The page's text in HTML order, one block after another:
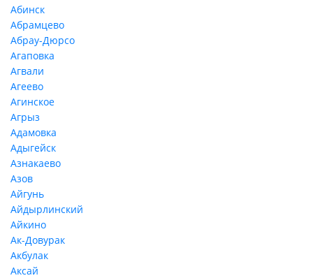
Абинск
Абрамцево
Абрау-Дюрсо
Агаповка
Агвали
Агеево
Агинское
Агрыз
Адамовка
Адыгейск
Азнакаево
Азов
Айгунь
Айдырлинский
Айкино
Ак-Довурак
Акбулак
Аксай